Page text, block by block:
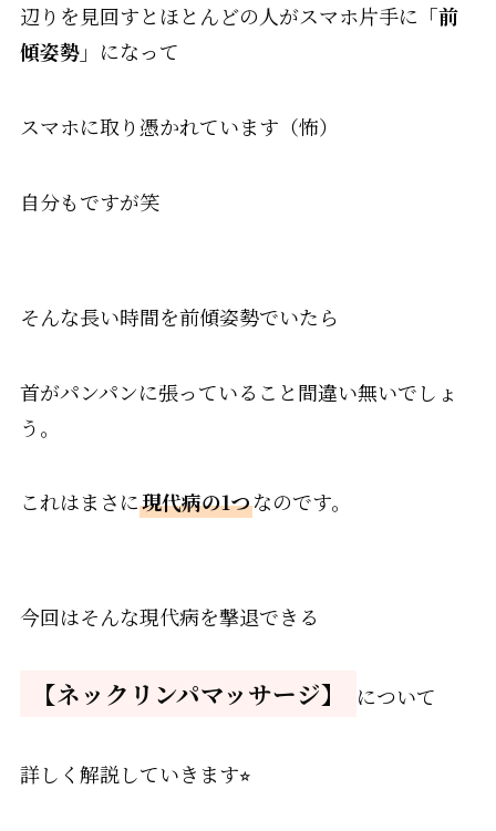
辺りを見回すとほとんどの人がスマホ片手に 「前
傾姿勢」 になって
スマホに取り憑かれています（怖）
自分もですが笑
そんな長い時間を前傾姿勢でいたら
首がパンパンに張っていること間違い無いでしょ
う。
これはまさに現代病の1つなのです。
今回はそんな現代病を撃退できる
【ネックリンパマッサージ】 について
詳しく解説していきます⭐︎